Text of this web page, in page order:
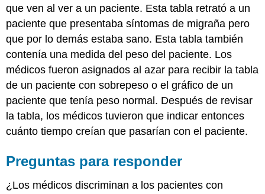
que ven al ver a un paciente. Esta tabla retrató a un
paciente que presentaba síntomas de migraña pero
que por lo demás estaba sano. Esta tabla también
contenía una medida del peso del paciente. Los
médicos fueron asignados al azar para recibir la tabla
de un paciente con sobrepeso o el gráfico de un
paciente que tenía peso normal. Después de revisar
la tabla, los médicos tuvieron que indicar entonces
cuánto tiempo creían que pasarían con el paciente.
Preguntas para responder
¿Los médicos discriminan a los pacientes con